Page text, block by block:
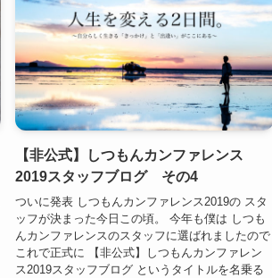
【非公式】しつもんカンファレンス
2019スタッフブログ その4
ついに発表 しつもんカンファレンス2019の スタ
ッフが決まった今日この頃。 今年も僕は しつも
んカンファレンスのスタッフに選ばれましたので
これで正式に 【非公式】しつもんカンファレン
ス2019スタッフブログ というタイトルを名乗る